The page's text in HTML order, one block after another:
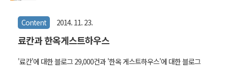
Content 2014. 11. 23.
료칸과 한옥게스트하우스
'료칸'에 대한 블로그 29,000건과 '한옥 게스트하우스'에 대한 블로그